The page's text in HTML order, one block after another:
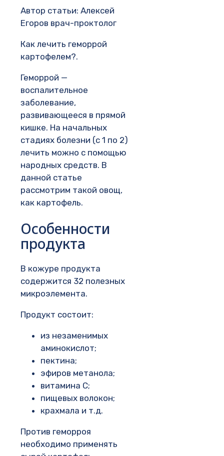
Автор статьи: Алексей
Егоров врач-проктолог
Как лечить геморрой
картофелем?.
Геморрой —
воспалительное
заболевание,
развивающееся в прямой
кишке. На начальных
стадиях болезни (с 1 по 2)
лечить можно с помощью
народных средств. В
данной статье
рассмотрим такой овощ,
как картофель.
Особенности
продукта
В кожуре продукта
содержится 32 полезных
микроэлемента.
Продукт состоит:
из незаменимых
аминокислот;
пектина;
эфиров метанола;
витамина С;
пищевых волокон;
крахмала и т.д.
Против геморроя
необходимо применять